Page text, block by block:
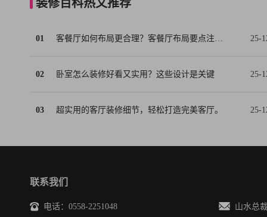
装修百科热文推荐
01 25-
02 卧室怎么装修好看又实用？这些设计是关键 25-
03 超实用的客厅装修细节，轻松打造完美客厅。 25-
联系我们
电话：0558-2251048 山水总裁